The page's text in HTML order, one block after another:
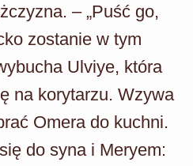
– „Puść go,
zostanie w tym
Ulviye, która
na korytarzu. Wzywa
Omera do kuchni.
do syna i Meryem: